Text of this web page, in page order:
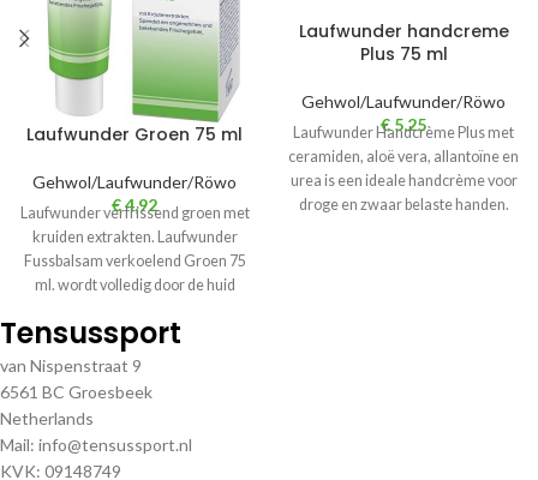
Laufwunder Groen 75 ml
Gehwol/Laufwunder/Röwo
€4,92
Laufwunder verfrissend groen met
kruiden extrakten. Laufwunder
Fussbalsam verkoelend Groen 75
ml. wordt volledig door de huid
Laufwunder handcreme
Plus 75 ml
Gehwol/Laufwunder/Röwo
€ 5,25
Laufwunder Handcrème Plus met
ceramiden, aloë vera, allantoïne en
urea is een ideale handcrème voor
droge en zwaar belaste handen.
Tensussport
van Nispenstraat 9
6561 BC Groesbeek
Netherlands
Mail: info@tensussport.nl
KVK: 09148749